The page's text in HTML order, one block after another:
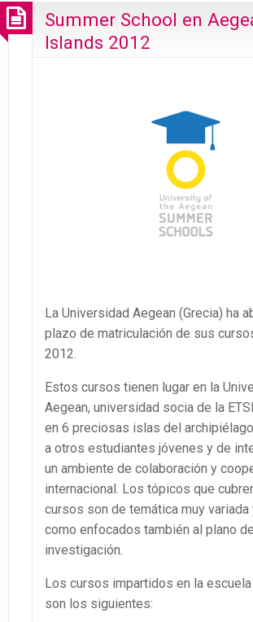
Summer School en
Islands 2012
La Universidad Aegean (Grecia) ha
plazo de matriculación de sus
2012.
Estos cursos tienen lugar en la
Aegean, universidad socia de la
en 6 preciosas islas del
a otros estudiantes jóvenes y de
un ambiente de colaboración y
internacional. Los tópicos que
cursos son de temática muy
como enfocados también al plano de
investigación.
Los cursos impartidos en la
son los siguientes: